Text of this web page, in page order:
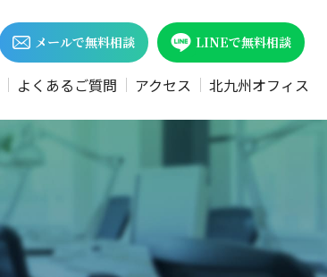
メールで無料相談 LINEで無料相談
よくあるご質問 アクセス 北九州オフィス